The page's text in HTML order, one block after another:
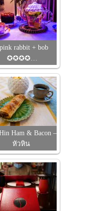
rabbit + bob
✪✪✪✪…
Ham & Bacon –
หัวหิน